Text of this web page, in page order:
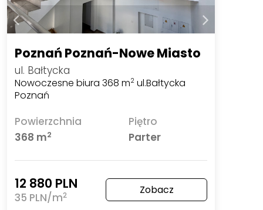
Poznań Poznań-Nowe Miasto
ul. Bałtycka
Nowoczesne biura 368 m2 ul.Bałtycka
Poznań
Powierzchnia
368 m2
Piętro
Parter
12 880 PLN
35 PLN/m2 Zobacz